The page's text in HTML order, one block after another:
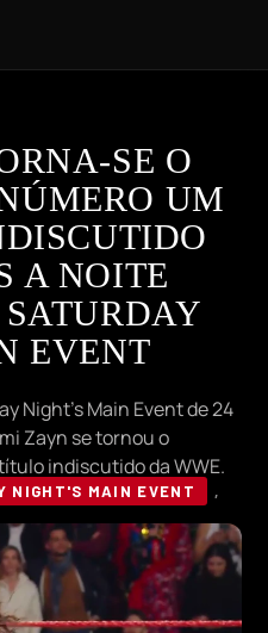
SE O
UM
A NOITE
EVENT
Night’s Main Event de 24
Zayn se tornou o
indiscutido da WWE.
NIGHT'S MAIN EVENT
,